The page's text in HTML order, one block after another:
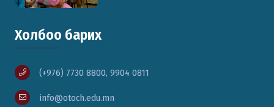
Холбоо барих
(+976) 7730 8800, 9904 0811
info@otoch.edu.mn